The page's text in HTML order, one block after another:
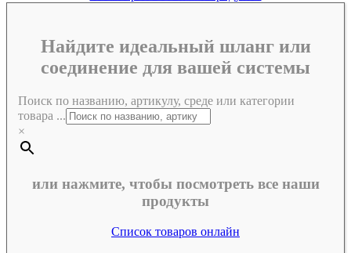
Найдите идеальный шланг или
соединение для вашей системы
Поиск по названию, артикулу, среде или категории
товара ...
×
или нажмите, чтобы посмотреть все наши
продукты
Список товаров онлайн